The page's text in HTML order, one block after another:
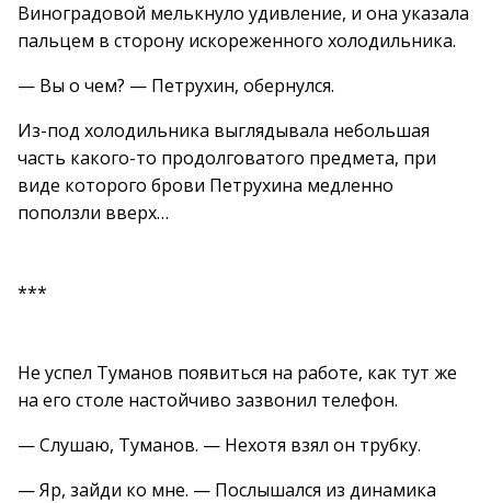
Виноградовой мелькнуло удивление, и она указала
пальцем в сторону искореженного холодильника.
— Вы о чем? — Петрухин, обернулся.
Из-под холодильника выглядывала небольшая
часть какого-то продолговатого предмета, при
виде которого брови Петрухина медленно
поползли вверх…
***
Не успел Туманов появиться на работе, как тут же
на его столе настойчиво зазвонил телефон.
— Слушаю, Туманов. — Нехотя взял он трубку.
— Яр, зайди ко мне. — Послышался из динамика